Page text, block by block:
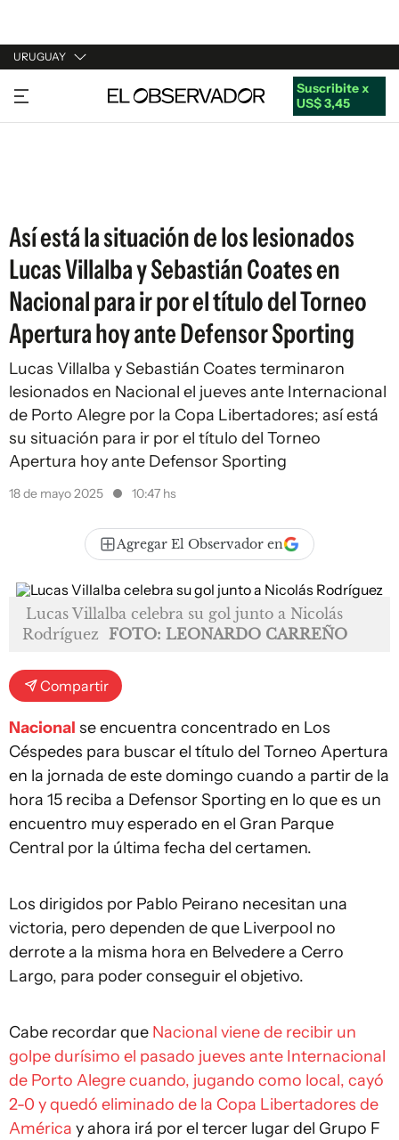
URUGUAY
URUGUAY
ARGENTINA
Suscribite x
US$ 3,45
Así está la situación de los lesionados
Lucas Villalba y Sebastián Coates en
Nacional para ir por el título del Torneo
Apertura hoy ante Defensor Sporting
Lucas Villalba y Sebastián Coates terminaron
lesionados en Nacional el jueves ante Internacional
de Porto Alegre por la Copa Libertadores; así está
su situación para ir por el título del Torneo
Apertura hoy ante Defensor Sporting
18 de mayo 2025 10:47 hs
Agregar El Observador en
Lucas Villalba celebra su gol junto a Nicolás
Rodríguez FOTO: LEONARDO CARREÑO
Compartir
Nacional se encuentra concentrado en Los
Céspedes para buscar el título del Torneo Apertura
en la jornada de este domingo cuando a partir de la
hora 15 reciba a Defensor Sporting en lo que es un
encuentro muy esperado en el Gran Parque
Central por la última fecha del certamen.
Los dirigidos por Pablo Peirano necesitan una
victoria, pero dependen de que Liverpool no
derrote a la misma hora en Belvedere a Cerro
Largo, para poder conseguir el objetivo.
Cabe recordar que Nacional viene de recibir un
golpe durísimo el pasado jueves ante Internacional
de Porto Alegre cuando, jugando como local, cayó
2-0 y quedó eliminado de la Copa Libertadores de
América y ahora irá por el tercer lugar del Grupo F